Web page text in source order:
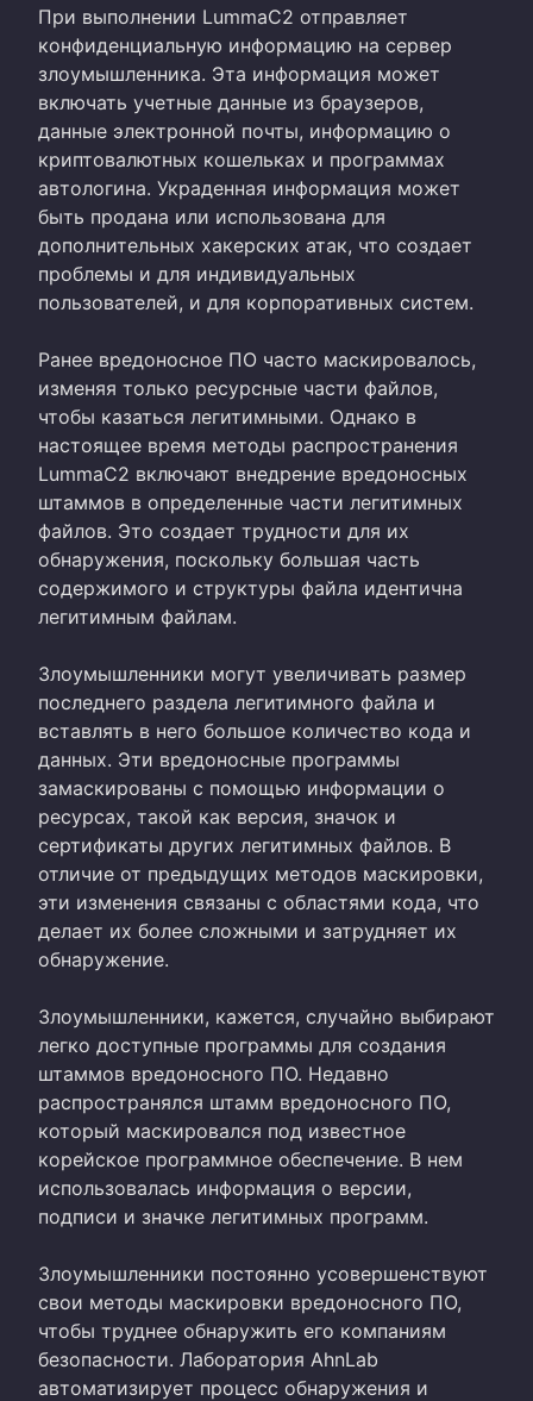
При выполнении LummaC2 отправляет
конфиденциальную информацию на сервер
злоумышленника. Эта информация может
включать учетные данные из браузеров,
данные электронной почты, информацию о
криптовалютных кошельках и программах
автологина. Украденная информация может
быть продана или использована для
дополнительных хакерских атак, что создает
проблемы и для индивидуальных
пользователей, и для корпоративных систем.
Ранее вредоносное ПО часто маскировалось,
изменяя только ресурсные части файлов,
чтобы казаться легитимными. Однако в
настоящее время методы распространения
LummaC2 включают внедрение вредоносных
штаммов в определенные части легитимных
файлов. Это создает трудности для их
обнаружения, поскольку большая часть
содержимого и структуры файла идентична
легитимным файлам.
Злоумышленники могут увеличивать размер
последнего раздела легитимного файла и
вставлять в него большое количество кода и
данных. Эти вредоносные программы
замаскированы с помощью информации о
ресурсах, такой как версия, значок и
сертификаты других легитимных файлов. В
отличие от предыдущих методов маскировки,
эти изменения связаны с областями кода, что
делает их более сложными и затрудняет их
обнаружение.
Злоумышленники, кажется, случайно выбирают
легко доступные программы для создания
штаммов вредоносного ПО. Недавно
распространялся штамм вредоносного ПО,
который маскировался под известное
корейское программное обеспечение. В нем
использовалась информация о версии,
подписи и значке легитимных программ.
Злоумышленники постоянно усовершенствуют
свои методы маскировки вредоносного ПО,
чтобы труднее обнаружить его компаниям
безопасности. Лаборатория AhnLab
автоматизирует процесс обнаружения и